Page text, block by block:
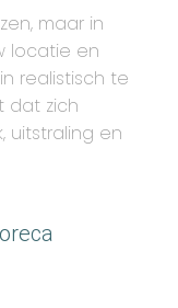
maar in
locatie en
realistisch te
dat zich
uitstraling en